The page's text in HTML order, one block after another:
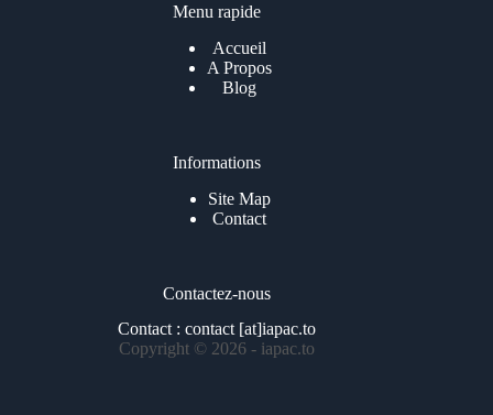
Menu rapide
Accueil
A Propos
Blog
Informations
Site Map
Contact
Contactez-nous
Contact : contact [at]iapac.to
Copyright © 2026 - iapac.to